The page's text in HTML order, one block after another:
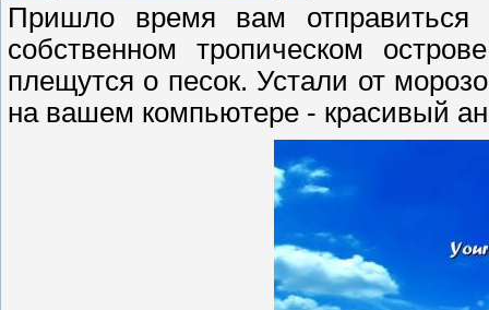
Пришло время вам отправиться
собственном тропическом
плещутся о песок. Устали от
на вашем компьютере - красивый